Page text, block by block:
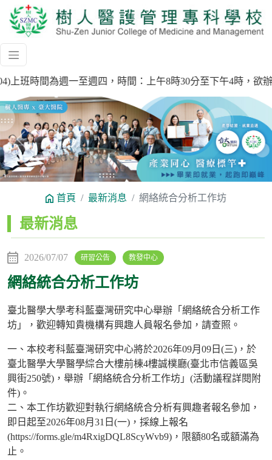
上班時間為週一至週四，時間：上午8時30分至下午4時，欲
Previous Next
首頁 最新消息 網絡統合分析工作坊
最新消息
2026/07/07 研習公告 教發中心
網絡統合分析工作坊
臺北醫學大學考科藍臺灣研究中心舉辦「網絡統合分析工作
坊」，歡迎轉知貴機構有興趣人員報名參加，請查照。
一、本校考科藍臺灣研究中心將於2026年09月09日(三)，於
臺北醫學大學醫學綜合大樓前棟4樓誠樸廳(臺北市信義區吳
興街250號)，舉辦「網絡統合分析工作坊」(活動議程詳閱附
件)。
二、本工作坊歡迎對執行網絡統合分析有興趣者報名參加，
即日起至2026年08月31日(一)，採線上報名
(https://forms.gle/m4RxigDQL8ScyWvb9)，限額80名或額滿為
止。